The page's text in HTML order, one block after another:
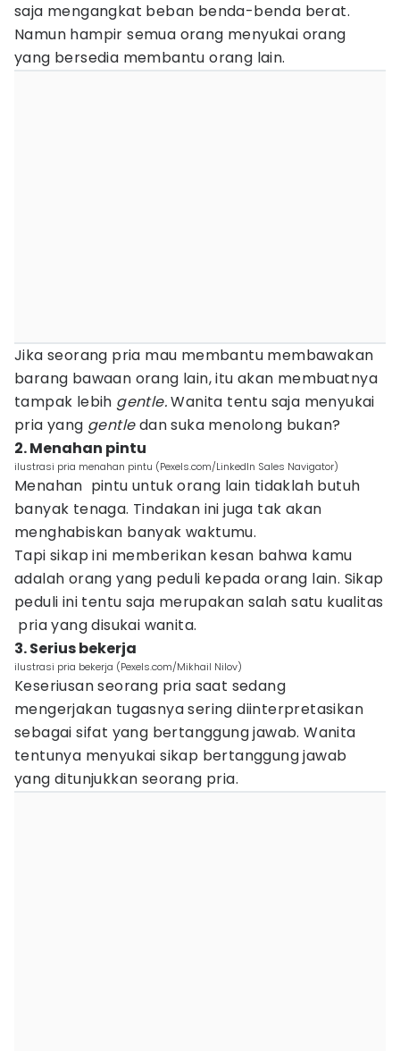
saja mengangkat beban benda-benda berat.
Namun hampir semua orang menyukai orang
yang bersedia membantu orang lain.
Jika seorang pria mau membantu membawakan
barang bawaan orang lain, itu akan membuatnya
tampak lebih gentle.Wanita tentu saja menyukai
pria yang gentledan suka menolong bukan?
2. Menahan pintu
ilustrasi pria menahan pintu (Pexels.com/LinkedIn Sales Navigator)
Menahan pintu untuk orang lain tidaklah butuh
banyak tenaga. Tindakan ini juga tak akan
menghabiskan banyak waktumu.
Tapi sikap ini memberikan kesan bahwa kamu
adalah orang yang peduli kepada orang lain. Sikap
peduli ini tentu saja merupakan salah satu kualitas
pria yang disukai wanita.
3. Serius bekerja
ilustrasi pria bekerja (Pexels.com/Mikhail Nilov)
Keseriusan seorang pria saat sedang
mengerjakan tugasnya sering diinterpretasikan
sebagai sifat yang bertanggung jawab. Wanita
tentunya menyukai sikap bertanggung jawab
yang ditunjukkan seorang pria.